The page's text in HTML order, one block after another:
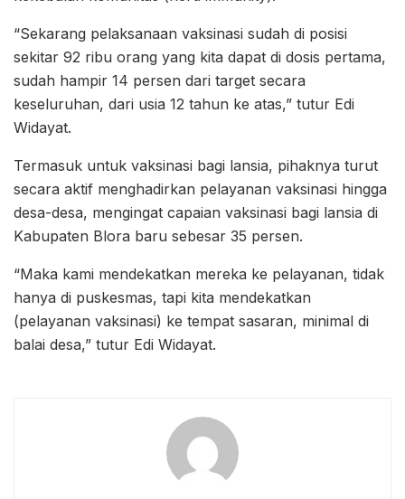
“Sekarang pelaksanaan vaksinasi sudah di posisi
sekitar 92 ribu orang yang kita dapat di dosis pertama,
sudah hampir 14 persen dari target secara
keseluruhan, dari usia 12 tahun ke atas,” tutur Edi
Widayat.
Termasuk untuk vaksinasi bagi lansia, pihaknya turut
secara aktif menghadirkan pelayanan vaksinasi hingga
desa-desa, mengingat capaian vaksinasi bagi lansia di
Kabupaten Blora baru sebesar 35 persen.
“Maka kami mendekatkan mereka ke pelayanan, tidak
hanya di puskesmas, tapi kita mendekatkan
(pelayanan vaksinasi) ke tempat sasaran, minimal di
balai desa,” tutur Edi Widayat.